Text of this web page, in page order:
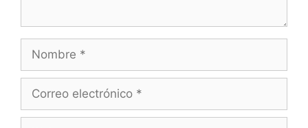
electrónico